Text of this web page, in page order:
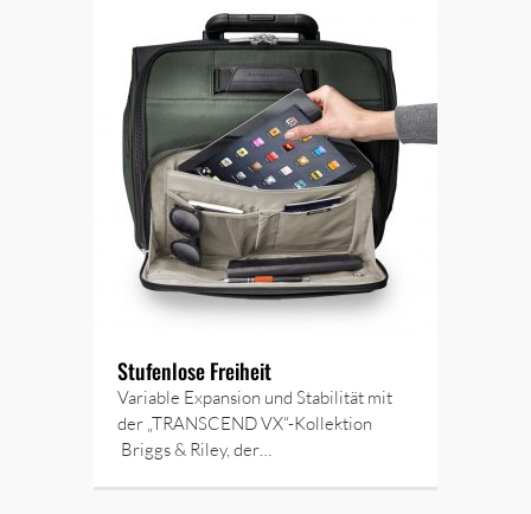
Stufenlose Freiheit
Variable Expansion und Stabilität mit
der „TRANSCEND VX“-Kollektion
Briggs & Riley, der…